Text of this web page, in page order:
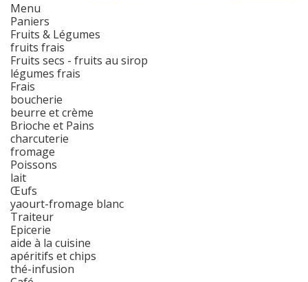
Menu
Paniers
Fruits & Légumes
fruits frais
Fruits secs - fruits au sirop
légumes frais
Frais
boucherie
beurre et crème
Brioche et Pains
charcuterie
fromage
Poissons
lait
Œufs
yaourt-fromage blanc
Traiteur
Epicerie
aide à la cuisine
apéritifs et chips
thé-infusion